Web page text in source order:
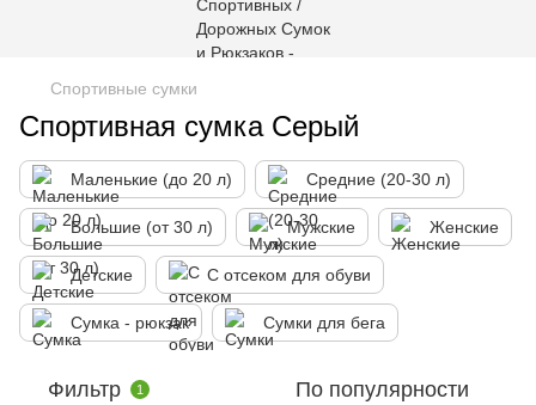
Спортивные сумки
Спортивная сумка Серый
Маленькие (до 20 л) Средние (20-30 л)
Большие (от 30 л) Мужские Женские
Детские С отсеком для обуви
Сумка - рюкзак Сумки для бега
Фильтр 1 По популярности